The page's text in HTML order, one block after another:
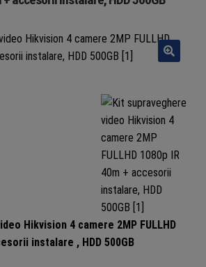
Hikvision 4 camere 2MP FULLHD
instalare , HDD 500GB